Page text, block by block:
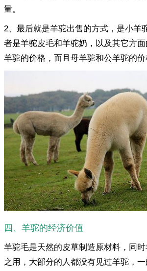
量。
2、最后就是羊驼出售的方式，是小羊
者是羊驼皮毛和羊驼奶，以及其它方
羊驼的价格，而且母羊驼和公羊驼的价
四、羊驼的经济价值
羊驼毛是天然的皮草制造原材料，同
之用，大部分的人都没有见过羊驼，